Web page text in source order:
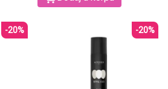
-20% -20%